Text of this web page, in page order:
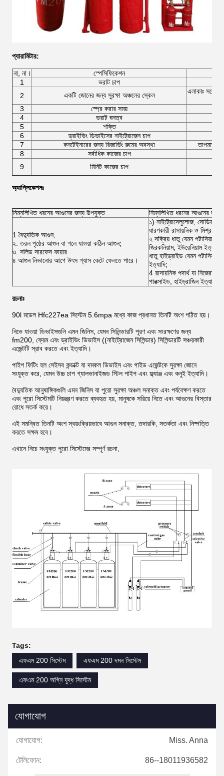
প্যারামিটার:
না, না।
স্পেসিফিকেশন
1
ভরাট চাপ
2
একটি জোনের জন্য সুরক্ষা অঞ্চলের স্কেল এলাকাঃ
3
স্প্রে করার সময়
4
ভরাট ঘনত্ব
5
শক্তি
6
ড্রাইভিং ডিভাইসের নাইট্রোজেন চাপ
7
কনটেইনারের জন্য রিজার্ভিং রুমের অবস্থা
8
সর্বাধিক কাজের চাপ
9
মিনিট কাজের চাপ
অ্যাপ্লিকেশনঃ
নিম্নলিখিত ধরনের আগুনের জন্য উপযুক্ত নিম্নলিখিত ধরনের আগুনের
1 বৈদ্যুতিক আগুন;
২. তরল পৃষ্ঠের আগুন বা গলে যাওয়া কঠিন আগুন;
৩. সলিড সারফেস ফায়ার
৪ আগুন নিভানোর আগে উৎস গ্যাস কেটে ফেলতে পারে।
১) নাইট্রোসেলুলোজ, সোডিয়াম
ধারণকারী রাসায়নিক ও মিশ্রণ;
২ সক্রিয় ধাতু যেমন পটাসিয়াম,
জিরকনিয়াম, ইউরেনিয়াম ইত্যাদি;
ধাতু হাইড্রাইড যেমন পটাসিয়াম
ইত্যাদি;
4 রাসায়নিক পদার্থ যা নিজেরাই
পারক্সাইড, হাইড্রাজিন ইত্যাদি।
রচনাঃ
90l মডেল Hfc227ea সিস্টেম 5.6mpa মধ্যে কাজ প্রধানত তিনটি অংশ গঠিত হয়।
নিভে যাওয়া ডিভাইসগুলি এমন জিনিস, যেমন সিলিন্ডারটি পূরণ এবং সংরক্ষণের জন্য
fm200, ফ্রেম এবং ড্রাইভিং ডিভাইস ((নাইট্রোজেন সিলিন্ডার) সিলিন্ডারটি সঞ্চয়কারী
এজেন্টটি স্রাব করতে এবং ইত্যাদি।
পাইপ ফিটিং হল সেইসব কন্ডাক্ট যা দমকল ডিভাইস এবং গাইড এজেন্টকে সুরক্ষা জোনে
সংযুক্ত করে, যেমন উচ্চ চাপ গ্যালভানাইজড স্টিল পাইপ এবং ফ্ল্যাঞ্জ এবং কনুই ইত্যাদি।
বৈদ্যুতিক আনুষাঙ্গিকগুলি এমন জিনিস যা পুরো সুরক্ষা অঞ্চল সনাক্ত এবং পর্যবেক্ষণ করতে
এবং পুরো সিস্টেমটি নিয়ন্ত্রণ করতে ব্যবহৃত হয়, মানুষকে সরিয়ে নিতে এবং আগুনের বিস্তার
রোধে সতর্ক করে।
এই সমন্বিত তিনটি অংশ স্বয়ংক্রিয়ভাবে আগুন সনাক্ত, তদারকি, সতর্কতা এবং নিষ্পত্তি
করতে সক্ষম হবে।
এখানে নিচে সংযুক্ত পুরো সিস্টেমের সম্পূর্ণ রচনা,
Tags:
এফএম 200 সিস্টেম
এফএম 200 দমন সিস্টেম
এফএম 200 অগ্নি যুদ্ধ সিস্টেম
যোগাযোগ
যোগাযোগ: Miss. Anna
টেলিফোন: 86--18011936582